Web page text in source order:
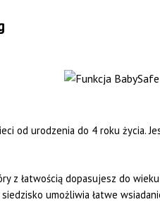
od urodzenia do 4 roku życia.
z łatwością dopasujesz do
umożliwia łatwe